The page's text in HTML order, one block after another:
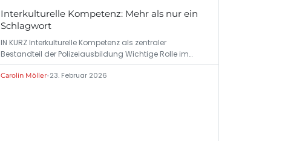
Interkulturelle Kompetenz: Mehr als nur ein
Schlagwort
IN KURZ Interkulturelle Kompetenz als zentraler
Bestandteil der Polizeiausbildung Wichtige Rolle im…
Carolin Möller•23. Februar 2026